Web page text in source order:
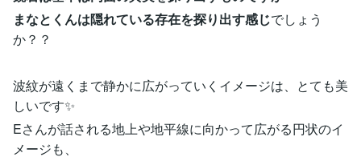
まなとくんは隠れている存在を探り出す感じでしょう
か？？
波紋が遠くまで静かに広がっていくイメージは、とても美
しいです✨
Eさんが話される地上や地平線に向かって広がる円状のイ
メージも、